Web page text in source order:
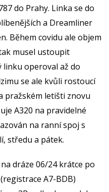
do Prahy. Linka se do
a Dreamliner
Během covidu ale objem
musel ustoupit
linku operoval až do
se ale kvůli rostoucí
pražském letišti znovu
A320 na pravidelné
na ranní spoj s
středu a pátek.
dráze 06/24 krátce po
A7-BDB)